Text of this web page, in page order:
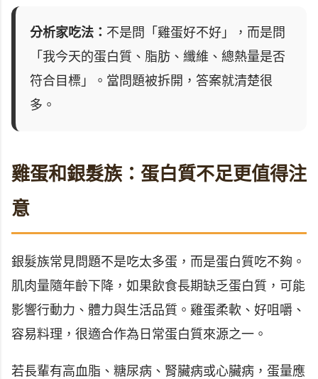
分析家吃法： 不是問「雞蛋好不好」，而是問
「我今天的蛋白質、脂肪、纖維、總熱量是否
符合目標」。當問題被拆開，答案就清楚很
多。
雞蛋和銀髮族：蛋白質不足更值得注
意
銀髮族常見問題不是吃太多蛋，而是蛋白質吃不夠。
肌肉量隨年齡下降，如果飲食長期缺乏蛋白質，可能
影響行動力、體力與生活品質。雞蛋柔軟、好咀嚼、
容易料理，很適合作為日常蛋白質來源之一。
若長輩有高血脂、糖尿病、腎臟病或心臟病，蛋量應